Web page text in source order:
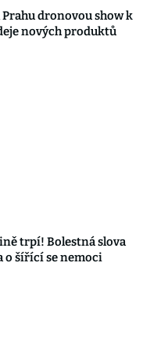
dronovou show k
nových produktů
trpí! Bolestná slova
o šířící se nemoci